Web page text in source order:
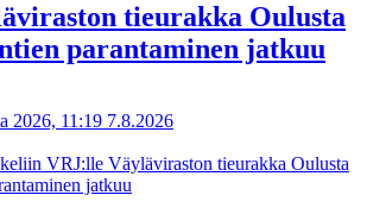
tieurakka Oulusta
parantaminen jatkuu
2026, 11:19 7.8.2026
VRJ:lle Väyläviraston tieurakka Oulusta
jatkuu